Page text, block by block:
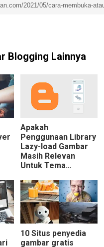
Blogging Lainnya
Apakah
Penggunaan Library
Lazy-load Gambar
Masih Relevan
Untuk Tema
2024?
10 Situs penyedia
gambar gratis